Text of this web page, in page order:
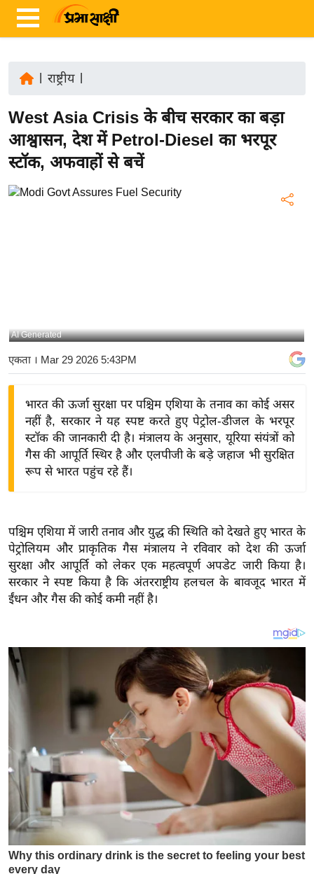
ज़ा
ख
र
रा
य
ज़
द्यो
वि
शे
ष
ज्ञ
ब
ज
ट
क्रि
के
ट
P
L
2
राष्ट्रीय|
West Asia Crisis के बीच सरकार का बड़ा
आश्वासन, देश में Petrol-Diesel का भरपूर
स्टॉक, अफवाहों से बचें
AI Generated
एकता । Mar 29 2026 5:43PM
भारत की ऊर्जा सुरक्षा पर पश्चिम एशिया के तनाव का कोई असर
नहीं है, सरकार ने यह स्पष्ट करते हुए पेट्रोल-डीजल के भरपूर
स्टॉक की जानकारी दी है। मंत्रालय के अनुसार, यूरिया संयंत्रों को
गैस की आपूर्ति स्थिर है और एलपीजी के बड़े जहाज भी सुरक्षित
रूप से भारत पहुंच रहे हैं।
पश्चिम एशिया में जारी तनाव और युद्ध की स्थिति को देखते हुए भारत के
पेट्रोलियम और प्राकृतिक गैस मंत्रालय ने रविवार को देश की ऊर्जा
सुरक्षा और आपूर्ति को लेकर एक महत्वपूर्ण अपडेट जारी किया है।
सरकार ने स्पष्ट किया है कि अंतरराष्ट्रीय हलचल के बावजूद भारत में
ईंधन और गैस की कोई कमी नहीं है।